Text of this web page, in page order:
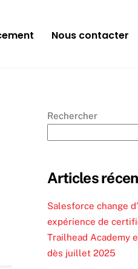
Nous contacter
Rechercher
Articles
Salesforce change
expérience de
Trailhead Academy
dès juillet 2025